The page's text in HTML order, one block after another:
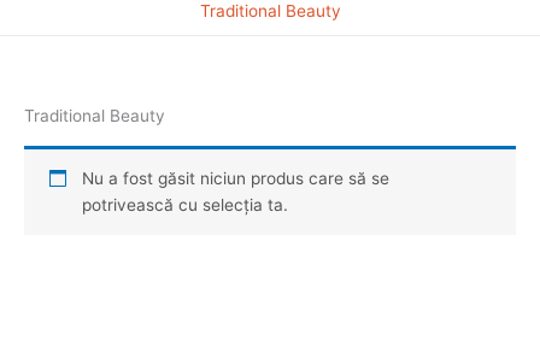
Traditional Beauty
Traditional Beauty
Nu a fost găsit niciun produs care să se
potrivească cu selecția ta.